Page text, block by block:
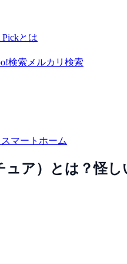
Pickとは
検索 メルカリ検索
マートホーム
ュア）とは？怪